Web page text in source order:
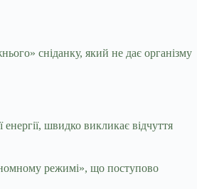
сніданку, який не дає організму
швидко викликає відчуття
режимі», що поступово